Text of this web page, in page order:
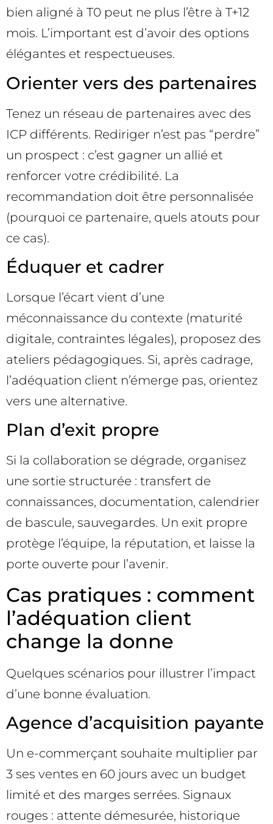
bien aligné à T0 peut ne plus l’être à T+12
mois. L’important est d’avoir des options
élégantes et respectueuses.
Orienter vers des partenaires
Tenez un réseau de partenaires avec des
ICP différents. Rediriger n’est pas “perdre”
un prospect : c’est gagner un allié et
renforcer votre crédibilité. La
recommandation doit être personnalisée
(pourquoi ce partenaire, quels atouts pour
ce cas).
Éduquer et cadrer
Lorsque l’écart vient d’une
méconnaissance du contexte (maturité
digitale, contraintes légales), proposez des
ateliers pédagogiques. Si, après cadrage,
l’adéquation client n’émerge pas, orientez
vers une alternative.
Plan d’exit propre
Si la collaboration se dégrade, organisez
une sortie structurée : transfert de
connaissances, documentation, calendrier
de bascule, sauvegardes. Un exit propre
protège l’équipe, la réputation, et laisse la
porte ouverte pour l’avenir.
Cas pratiques : comment
l’adéquation client
change la donne
Quelques scénarios pour illustrer l’impact
d’une bonne évaluation.
Agence d’acquisition payante
Un e-commerçant souhaite multiplier par
3 ses ventes en 60 jours avec un budget
limité et des marges serrées. Signaux
rouges : attente démesurée, historique